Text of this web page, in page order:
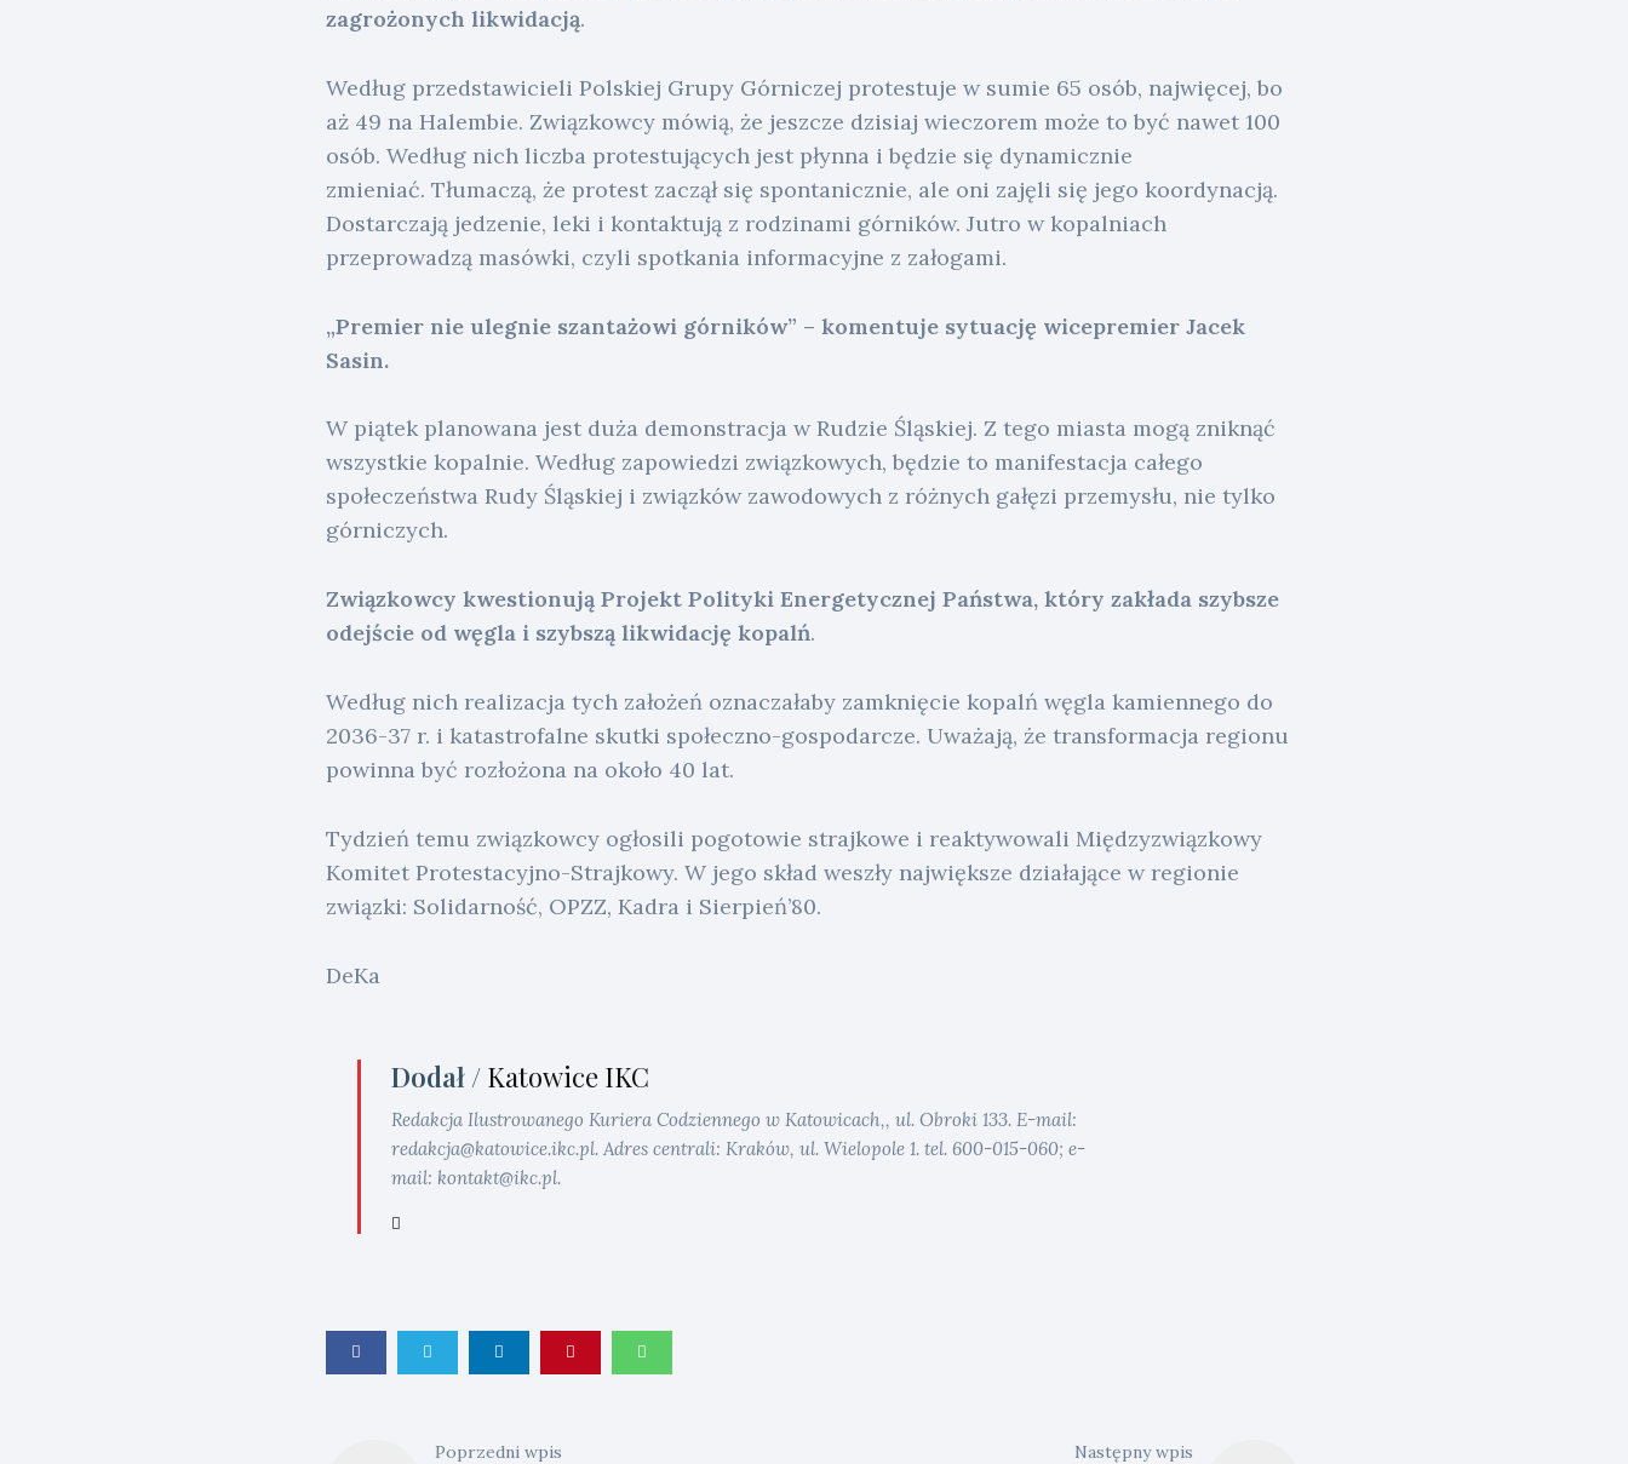
zagrożonych likwidacją.
Według przedstawicieli Polskiej Grupy Górniczej protestuje w sumie 65 osób, najwięcej, bo
aż 49 na Halembie. Związkowcy mówią, że jeszcze dzisiaj wieczorem może to być nawet 100
osób. Według nich liczba protestujących jest płynna i będzie się dynamicznie
zmieniać. Tłumaczą, że protest zaczął się spontanicznie, ale oni zajęli się jego koordynacją.
Dostarczają jedzenie, leki i kontaktują z rodzinami górników. Jutro w kopalniach
przeprowadzą masówki, czyli spotkania informacyjne z załogami.
„Premier nie ulegnie szantażowi górników” – komentuje sytuację wicepremier Jacek
Sasin.
W piątek planowana jest duża demonstracja w Rudzie Śląskiej. Z tego miasta mogą zniknąć
wszystkie kopalnie. Według zapowiedzi związkowych, będzie to manifestacja całego
społeczeństwa Rudy Śląskiej i związków zawodowych z różnych gałęzi przemysłu, nie tylko
górniczych.
Związkowcy kwestionują Projekt Polityki Energetycznej Państwa, który zakłada szybsze
odejście od węgla i szybszą likwidację kopalń.
Według nich realizacja tych założeń oznaczałaby zamknięcie kopalń węgla kamiennego do
2036-37 r. i katastrofalne skutki społeczno-gospodarcze. Uważają, że transformacja regionu
powinna być rozłożona na około 40 lat.
Tydzień temu związkowcy ogłosili pogotowie strajkowe i reaktywowali Międzyzwiązkowy
Komitet Protestacyjno-Strajkowy. W jego skład weszły największe działające w regionie
związki: Solidarność, OPZZ, Kadra i Sierpień’80.
DeKa
Dodał / Katowice IKC
Redakcja Ilustrowanego Kuriera Codziennego w Katowicach,, ul. Obroki 133. E-mail:
redakcja@katowice.ikc.pl. Adres centrali: Kraków, ul. Wielopole 1. tel. 600-015-060; e-
mail: kontakt@ikc.pl.
Poprzedni wpis Następny wpis